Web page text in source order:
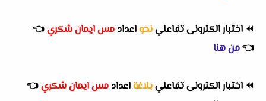
⏪ اختبار الكترونى تفاعلينحواعداد مس ايمان شكري👈
👈من هنا
⏪ اختبار الكترونى تفاعليبلاغةاعداد مس ايمان شكري👈